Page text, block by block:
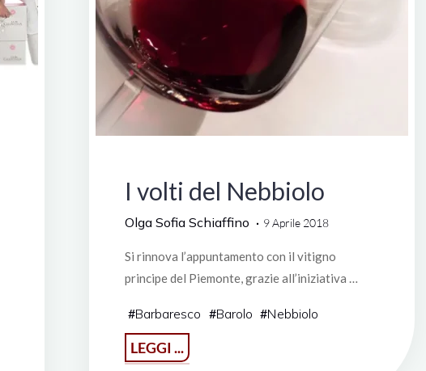
I volti del Nebbiolo
Olga Sofia Schiaffino 9 Aprile 2018
Si rinnova l’appuntamento con il vitigno
principe del Piemonte, grazie all’iniziativa …
#Barbaresco #Barolo #Nebbiolo
LEGGI ...